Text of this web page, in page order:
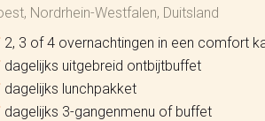
Nordrhein-Westfalen, Duitsland
2, 3 of 4 overnachtingen in een comfort
dagelijks uitgebreid ontbijtbuffet
dagelijks lunchpakket
dagelijks 3-gangenmenu of buffet